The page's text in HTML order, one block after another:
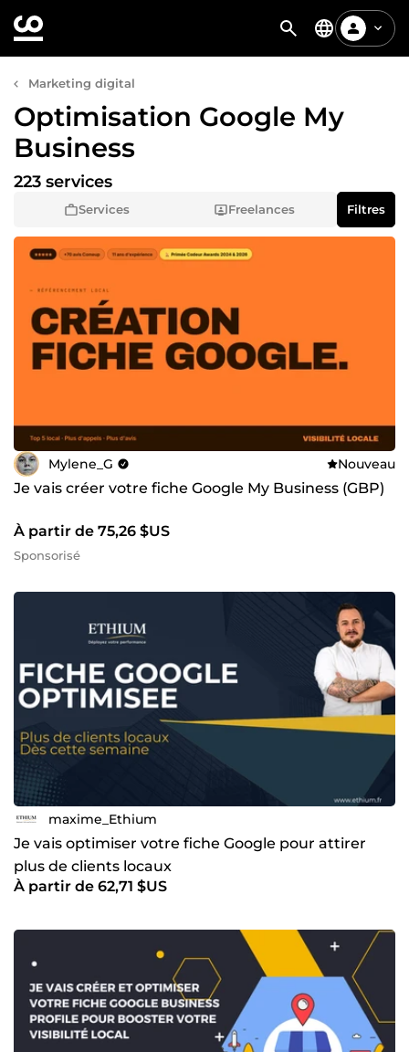
Marketing digital
Optimisation Google My
Business
Services Freelances
223 services
Filtres
Mylene_G Nouveau
Je vais créer votre fiche Google My Business (GBP)
À partir de 75,26 $US
Sponsorisé
maxime_Ethium
Je vais optimiser votre fiche Google pour attirer
plus de clients locaux
À partir de 62,71 $US